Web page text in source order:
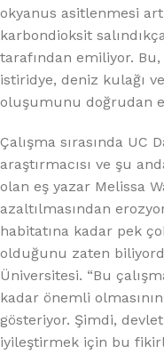
okyanus asitlenmesi
karbondioksit
tarafından emiliyor.
istiridye, deniz kulağı
oluşumunu doğrudan
Çalışma sırasında UC
araştırmacısı ve şu
olan eş yazar Melissa
azaltılmasından
habitatına kadar pek
olduğunu zaten
Üniversitesi. “Bu
kadar önemli
gösteriyor. Şimdi,
iyileştirmek için bu